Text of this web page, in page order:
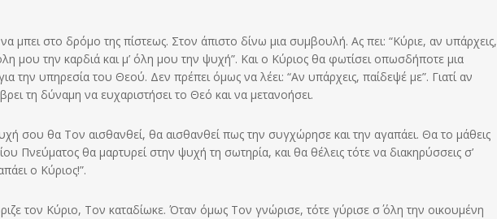
μπει στο δρόμο της πίστεως. Στον άπιστο δίνω μια συμβουλή. Ας πει: “Κύριε, αν υπάρχεις,
μου την καρδιά και μ’ όλη μου την ψυχή”. Και ο Κύριος θα φωτίσει οπωσδήποτε μια
την υπηρεσία του Θεού. Δεν πρέπει όμως να λέει: “Αν υπάρχεις, παίδεψέ με”. Γιατί αν
τη δύναμη να ευχαριστήσει το Θεό και να μετανοήσει.
σου θα Τον αισθανθεί, θα αισθανθεί πως την συγχώρησε και την αγαπάει. Θα το μάθεις
Πνεύματος θα μαρτυρεί στην ψυχή τη σωτηρία, και θα θέλεις τότε να διακηρύσσεις σ’
ο Κύριος!”.
τον Κύριο, Τον καταδίωκε. Όταν όμως Τον γνώρισε, τότε γύρισε σ΄ όλη την οικουμένη